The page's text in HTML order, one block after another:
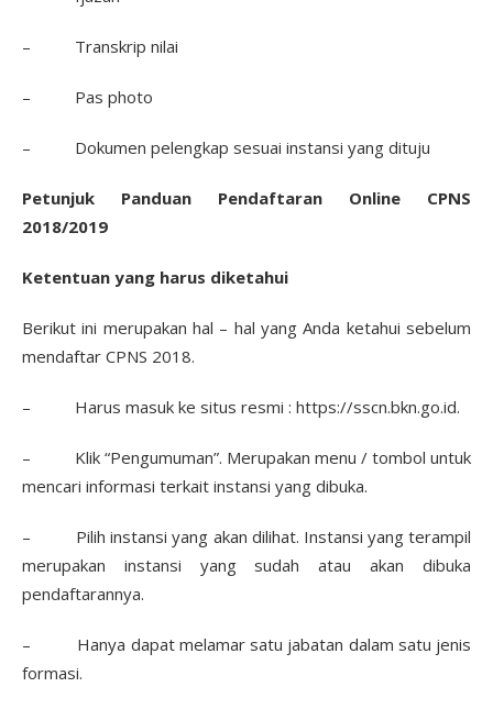
– Transkrip nilai
– Pas photo
– Dokumen pelengkap sesuai instansi yang dituju
Petunjuk Panduan Pendaftaran Online CPNS
2018/2019
Ketentuan yang harus diketahui
Berikut ini merupakan hal – hal yang Anda ketahui sebelum
mendaftar CPNS 2018.
– Harus masuk ke situs resmi : https://sscn.bkn.go.id.
– Klik “Pengumuman”. Merupakan menu / tombol untuk
mencari informasi terkait instansi yang dibuka.
– Pilih instansi yang akan dilihat. Instansi yang terampil
merupakan instansi yang sudah atau akan dibuka
pendaftarannya.
– Hanya dapat melamar satu jabatan dalam satu jenis
formasi.